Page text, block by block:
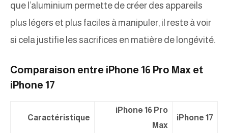
que l’aluminium permette de créer des appareils
plus légers et plus faciles à manipuler, il reste à voir
si cela justifie les sacrifices en matière de longévité.
Comparaison entre iPhone 16 Pro Max et
iPhone 17
Caractéristique
iPhone 16 Pro
Max
iPhone 17